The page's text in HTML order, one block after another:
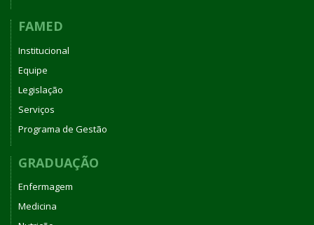
FAMED
Institucional
Equipe
Legislação
Serviços
Programa de Gestão
GRADUAÇÃO
Enfermagem
Medicina